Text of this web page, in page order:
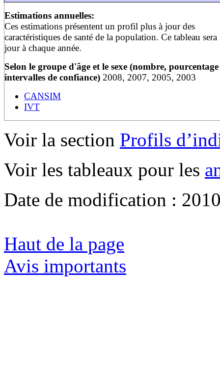
Estimations annuelles:
Ces estimations présentent un profil plus à jour des
caractéristiques de santé de la population. Ce tableau sera
jour à chaque année.
Selon le groupe d'âge et le sexe (nombre, pourcentage
intervalles de confiance) 2008, 2007, 2005, 2003
CANSIM
IVT
Voir la section Profils
Voir les tableaux pour les
Date de modification :
Haut de la page
Avis importants